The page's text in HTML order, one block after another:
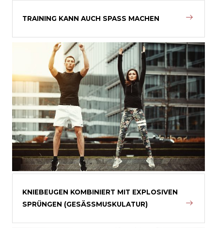
TRAINING KANN AUCH SPASS MACHEN
KNIEBEUGEN KOMBINIERT MIT EXPLOSIVEN
SPRÜNGEN (GESÄSSMUSKULATUR)